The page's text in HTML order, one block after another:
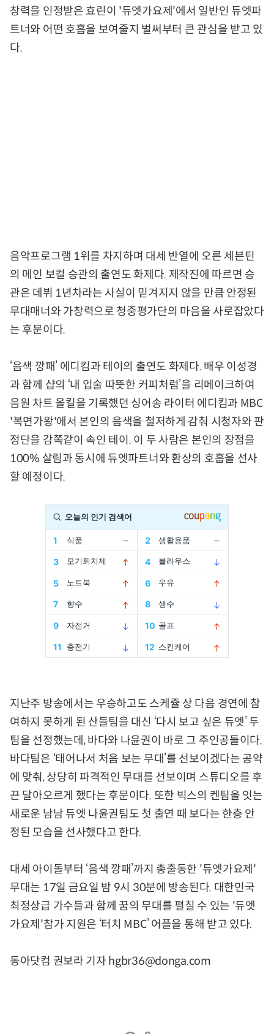
창력을 인정받은 효린이 '듀엣가요제'에서 일반인 듀엣파
트너와 어떤 호흡을 보여줄지 벌써부터 큰 관심을 받고 있
다.
음악프로그램 1위를 차지하며 대세 반열에 오른 세븐틴
의 메인 보컬 승관의 출연도 화제다. 제작진에 따르면 승
관은 데뷔 1년차라는 사실이 믿겨지지 않을 만큼 안정된
무대매너와 가창력으로 청중평가단의 마음을 사로잡았다
는 후문이다.
‘음색 깡패’ 에디킴과 테이의 출연도 화제다. 배우 이성경
과 함께 샵의 ‘내 입술 따뜻한 커피처럼’을 리메이크하여
음원 차트 올킬을 기록했던 싱어송 라이터 에디킴과 MBC
'복면가왕'에서 본인의 음색을 철저하게 감춰 시청자와 판
정단을 감쪽같이 속인 테이. 이 두 사람은 본인의 장점을
100% 살림과 동시에 듀엣파트너와 환상의 호흡을 선사
할 예정이다.
지난주 방송에서는 우승하고도 스케쥴 상 다음 경연에 참
여하지 못하게 된 산들팀을 대신 ‘다시 보고 싶은 듀엣’ 두
팀을 선정했는데, 바다와 나윤권이 바로 그 주인공들이다.
바다팀은 ‘태어나서 처음 보는 무대’를 선보이겠다는 공약
에 맞춰, 상당히 파격적인 무대를 선보이며 스튜디오를 후
끈 달아오르게 했다는 후문이다. 또한 빅스의 켄팀을 잇는
새로운 남남 듀엣 나윤권팀도 첫 출연 때 보다는 한층 안
정된 모습을 선사했다고 한다.
대세 아이돌부터 ‘음색 깡패’까지 총출동한 '듀엣가요제'
무대는 17일 금요일 밤 9시 30분에 방송된다. 대한민국
최정상급 가수들과 함께 꿈의 무대를 펼칠 수 있는 '듀엣
가요제'참가 지원은 ‘터치 MBC’ 어플을 통해 받고 있다.
동아닷컴 권보라 기자 hgbr36@donga.com